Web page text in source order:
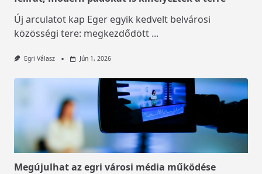
Új arculatot kap Eger egyik kedvelt belvárosi
közösségi tere: megkezdődött ...
Egri Válasz Jún 1, 2026
Megújulhat az egri városi média működése